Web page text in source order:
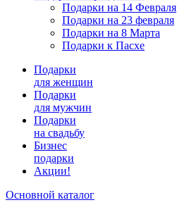
Подарки на 14 Февраля
Подарки на 23 февраля
Подарки на 8 Марта
Подарки к Пасхе
Подарки
для женщин
Подарки
для мужчин
Подарки
на свадьбу
Бизнес
подарки
Акции!
Основной каталог